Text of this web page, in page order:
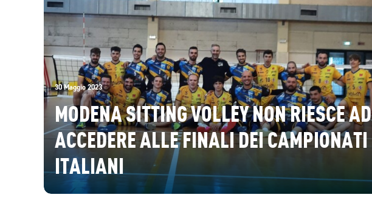
30 Maggio 2023
MODENA SITTING VOLLEY NON RIESCE AD
ACCEDERE ALLE FINALI DEI CAMPIONATI
ITALIANI